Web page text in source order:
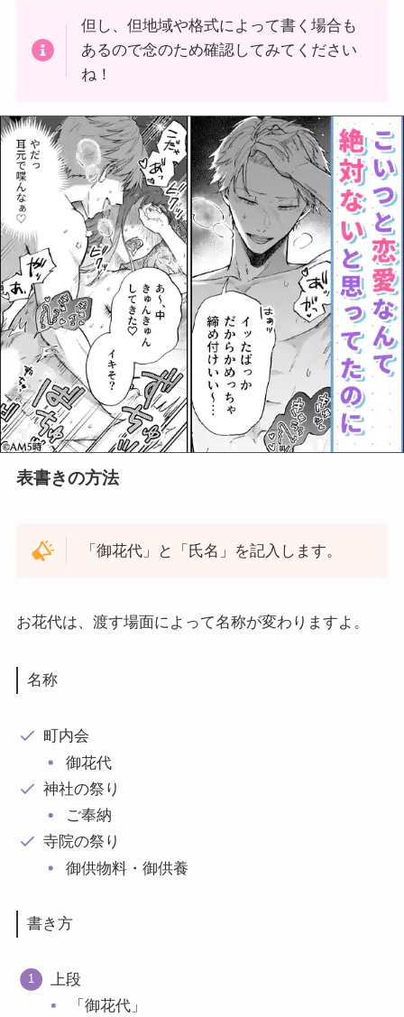
但し、但地域や格式によって書く場合も
あるので念のため確認してみてください
ね！
表書きの方法
「御花代」と「氏名」を記入します。
お花代は、渡す場面によって名称が変わりますよ。
名称
町内会
御花代
神社の祭り
ご奉納
寺院の祭り
御供物料・御供養
書き方
上段
「御花代」